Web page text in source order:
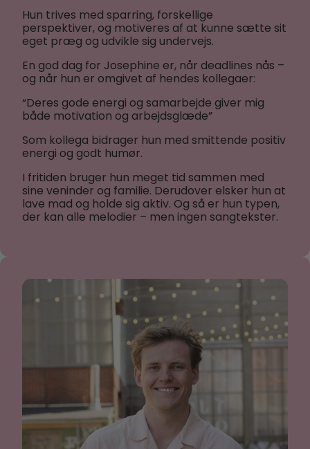
Hun trives med sparring, forskellige
perspektiver, og motiveres af at kunne sætte sit
eget præg og udvikle sig undervejs.
En god dag for Josephine er, når deadlines nås –
og når hun er omgivet af hendes kollegaer:
“Deres gode energi og samarbejde giver mig
både motivation og arbejdsglæde”
Som kollega bidrager hun med smittende positiv
energi og godt humør.
I fritiden bruger hun meget tid sammen med
sine veninder og familie. Derudover elsker hun at
lave mad og holde sig aktiv. Og så er hun typen,
der kan alle melodier – men ingen sangtekster.